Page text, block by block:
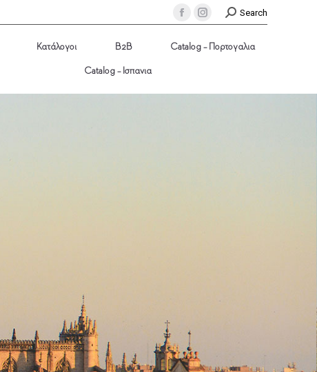
Search
Κατάλογοι B2B Catalog – Πορτογαλια
Catalog – Ισπανια
Catalog – Πορτογαλια
Catalog – Ισπανια